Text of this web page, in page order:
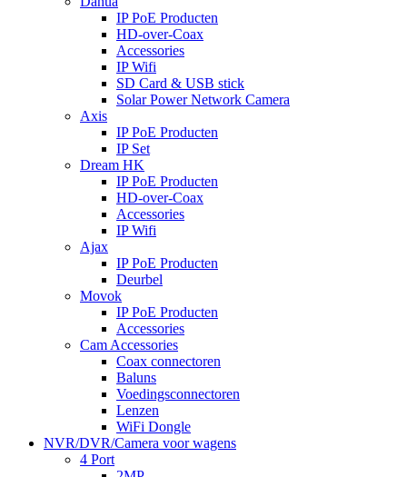
IP PoE Producten
HD-over-Coax
Accessories
IP Wifi
SD Card & USB stick
Solar Power Network Camera
Axis
IP PoE Producten
IP Set
Dream HK
IP PoE Producten
HD-over-Coax
Accessories
IP Wifi
Ajax
IP PoE Producten
Deurbel
Movok
IP PoE Producten
Accessories
Cam Accessories
Coax connectoren
Baluns
Voedingsconnectoren
Lenzen
WiFi Dongle
NVR/DVR/Camera voor wagens
4 Port